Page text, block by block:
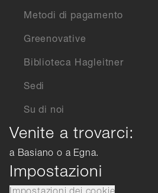
Metodi di pagamento
Greenovative
Biblioteca Hagleitner
Sedi
Su di noi
Venite a trovarci:
a Basiano o a Egna.
Impostazioni